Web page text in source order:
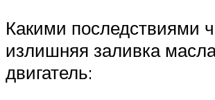
Какими последствиями
излишняя заливка
двигатель: